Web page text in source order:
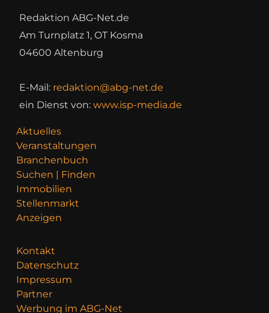
Redaktion ABG-Net.de
Am Turnplatz 1, OT Kosma
04600 Altenburg
E-Mail: redaktion@abg-net.de
ein Dienst von: www.isp-media.de
Aktuelles
Veranstaltungen
Branchenbuch
Suchen | Finden
Immobilien
Stellenmarkt
Anzeigen
Kontakt
Datenschutz
Impressum
Partner
Werbung im ABG-Net